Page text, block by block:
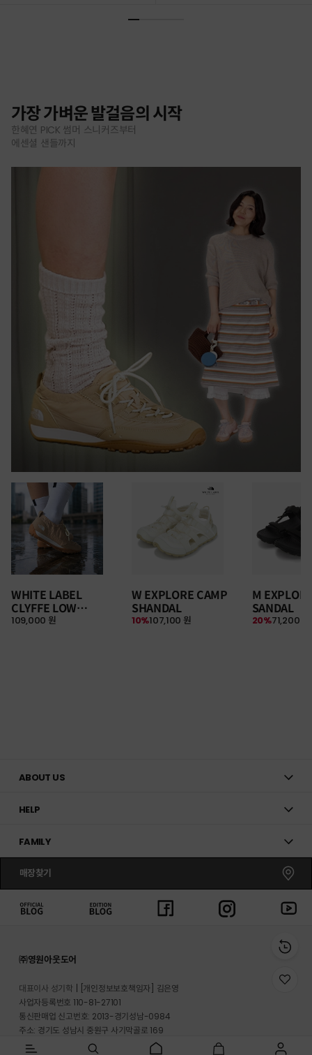
가장 가벼운 발걸음의 시작
한혜연 PICK 썸머 스니커즈부터
에센셜 샌들까지
WHITE LABEL
CLYFFE LOW
SNEAKERS
109,000 원
W EXPLORE CAMP
SHANDAL
107,100 원
10%
M
SANDAL
71,200 원
20%
ABOUT US
HELP
FAMILY
매장찾기
㈜영원아웃도어
대표이사 성기학
[개인정보보호책임자] 김은영
사업자등록번호 110-81-27101
통신판매업 신고번호: 2013-경기성남-0984
주소: 경기도 성남시 중원구 사기막골로 169
반송지 주소 : 경기도 이천시 마장면 프리미엄 아울렛로 33-20
위
이